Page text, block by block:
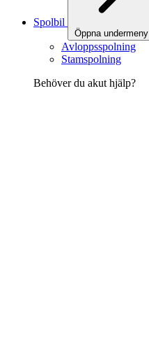
Spolbil
Öppna undermeny
Avloppsspolning
Stamspolning
Behöver du akut hjälp?